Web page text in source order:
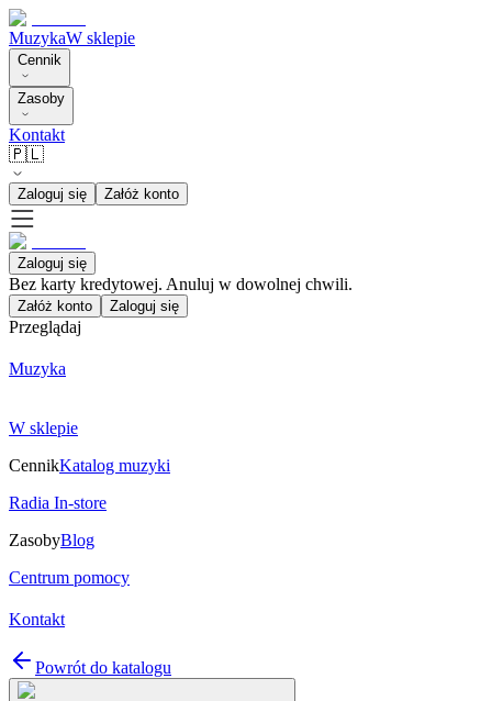
MuzykaW sklepie
Cennik
Zasoby
Kontakt
🇵🇱
Zaloguj się Załóż konto
Zaloguj się
Bez karty kredytowej. Anuluj w dowolnej chwili.
Załóż konto Zaloguj się
Przeglądaj
Muzyka
W sklepie
CennikKatalog muzyki
Radia In-store
ZasobyBlog
Centrum pomocy
Kontakt
Powrót do katalogu